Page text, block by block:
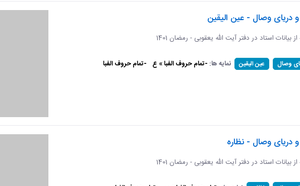
دریای وصال - عین الیقین
از بیانات استاد در دفتر آیت الله یعقوبی - رمضان 1401
وصال عین الیقین نمایه ها: -تمام حروف الفبا » ع -تمام حروف الفبا
دریای وصال - نظاره
از بیانات استاد در دفتر آیت الله یعقوبی - رمضان 1401